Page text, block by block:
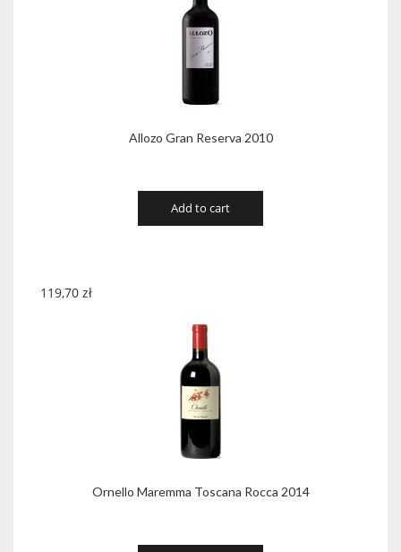
Allozo Gran Reserva 2010
Add to cart
Ornello Maremma Toscana Rocca 2014
119,70 zł